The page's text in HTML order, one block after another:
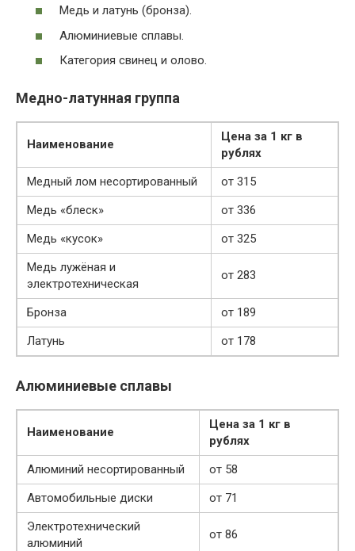
Медь и латунь (бронза).
Алюминиевые сплавы.
Категория свинец и олово.
Медно-латунная группа
Наименование
Цена за 1 кг в
рублях
Медный лом несортированный
от 315
Медь «блеск»
от 336
Медь «кусок»
от 325
Медь лужёная и
электротехническая
от 283
Бронза
от 189
Латунь
от 178
Алюминиевые сплавы
Наименование
Цена за 1 кг в
рублях
Алюминий несортированный
от 58
Автомобильные диски
от 71
Электротехнический
алюминий
от 86